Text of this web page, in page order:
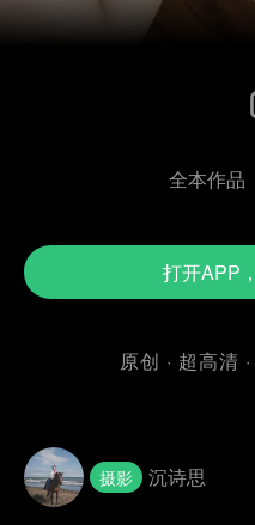
全本作品
打开APP
原创 · 超高清
摄影 沉诗思